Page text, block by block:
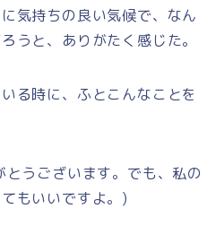
気持ちの良い気候で、なん
うと、ありがたく感じた。
る時に、ふとこんなことを
うございます。でも、私の
もいいですよ。)